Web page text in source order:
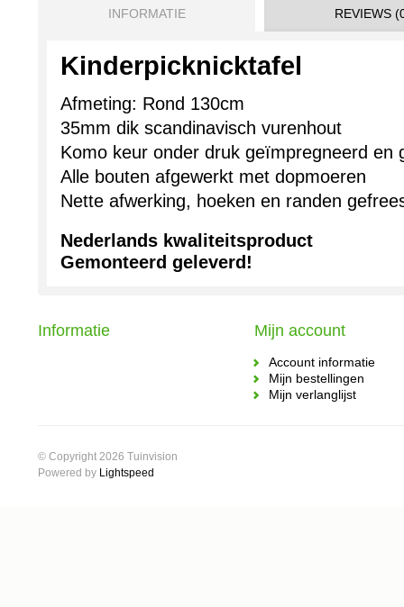
INFORMATIE REVIEWS
Kinderpicknicktafel
Afmeting: Rond 130cm
35mm dik scandinavisch vurenhout
Komo keur onder druk geïmpregneerd en
Alle bouten afgewerkt met dopmoeren
Nette afwerking, hoeken en randen
Nederlands kwaliteitsproduct
Gemonteerd geleverd!
Informatie Mijn account
Account informatie
Mijn bestellingen
Mijn verlanglijst
© Copyright 2026 Tuinvision
Powered by Lightspeed